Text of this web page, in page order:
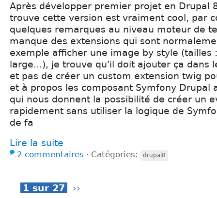
Après développer premier projet en Drupal
trouve cette version est vraiment cool, par
quelques remarques au niveau moteur de
manque des extensions qui sont
exemple afficher une image by style (tailles
large...), je trouve qu'il doit ajouter ça dans
et pas de créer un custom extension twig
et à propos les composant Symfony Drupal
qui nous donnent la possibilité de créer un
rapidement sans utiliser la logique de
de fa
Lire la suite
2 commentaires ⋅ Catégories: drupal8
1 sur 27 ››